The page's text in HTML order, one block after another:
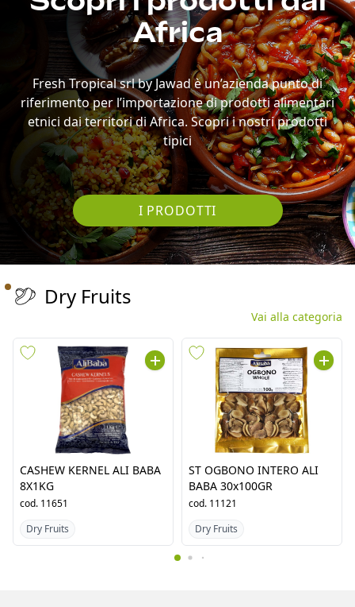
Africa
Fresh Tropical srl by Jawad è un’azienda punto di
riferimento per l’importazione di prodotti alimentari
etnici dai territori di Africa. Scopri i nostri prodotti
tipici
I PRODOTTI
Dry Fruits
Vai alla categoria
CASHEW KERNEL ALI BABA
8X1KG
cod. 11651
Dry Fruits
ST OGBONO INTERO ALI
BABA 30x100GR
cod. 11121
Dry Fruits